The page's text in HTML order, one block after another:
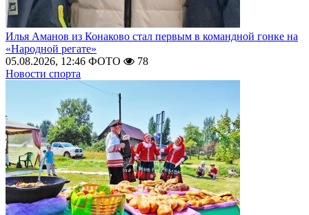
Илья Аманов из Конаково стал первым в командной гонке на
«Народной регате»
05.08.2026, 12:46 ФОТО
78
Новости спорта